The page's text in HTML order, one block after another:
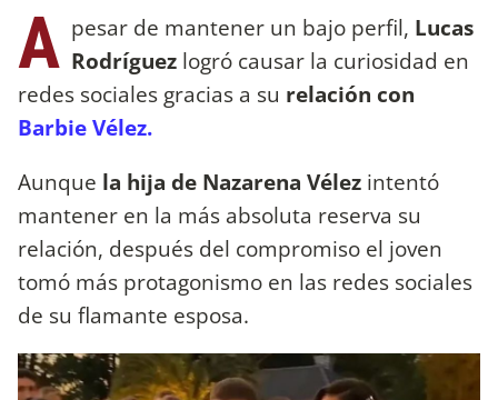
A pesar de mantener un bajo perfil, Lucas
Rodríguez logró causar la curiosidad en
redes sociales gracias a su relación con
Barbie Vélez.
Aunque la hija de Nazarena Vélez intentó
mantener en la más absoluta reserva su
relación, después del compromiso el joven
tomó más protagonismo en las redes sociales
de su flamante esposa.